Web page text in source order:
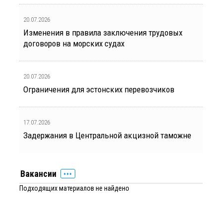
20.07.2026
Изменения в правила заключения трудовых
договоров на морских судах
20.07.2026
Ограничения для эстонских перевозчиков
17.07.2026
Задержания в Центральной акцизной таможне
Вакансии
Подходящих материалов не найдено